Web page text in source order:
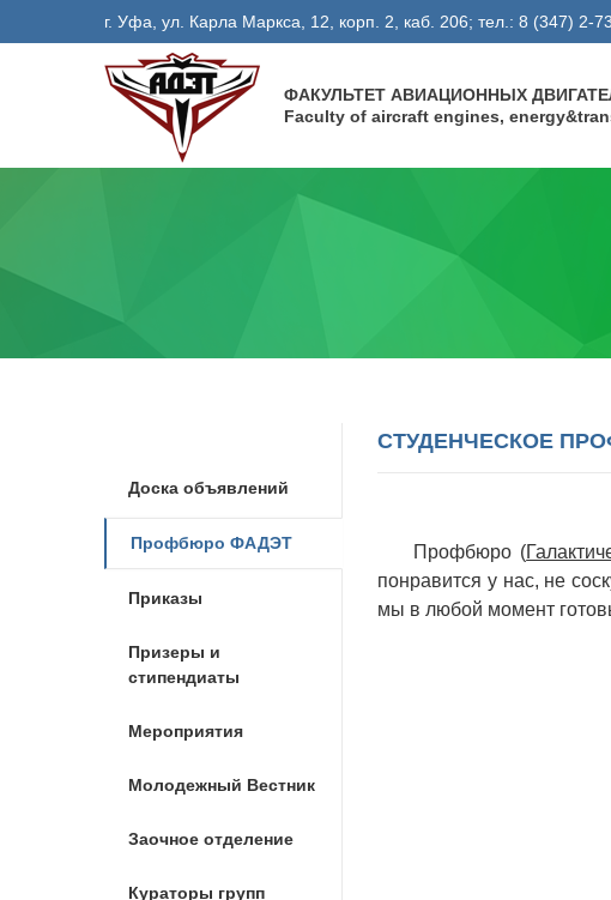
г. Уфа, ул. Карла Маркса, 12, корп. 2, каб. 206; тел.: 8 (347) 2-
ФАКУЛЬТЕТ АВИАЦИОННЫХ
Faculty of aircraft engines,
Доска объявлений
Профбюро ФАДЭТ
Приказы
Призеры и
стипендиаты
Мероприятия
Молодежный Вестник
Заочное отделение
Кураторы групп
СТУДЕНЧЕСКОЕ
Профбюро (
понравится у нас, не
мы в любой момент